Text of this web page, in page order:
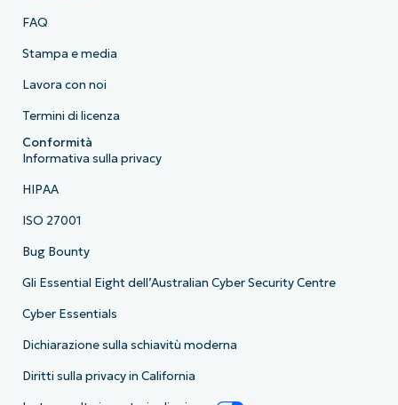
FAQ
Stampa e media
Lavora con noi
Termini di licenza
Conformità
Informativa sulla privacy
HIPAA
ISO 27001
Bug Bounty
Gli Essential Eight dell’Australian Cyber Security Centre
Cyber Essentials
Dichiarazione sulla schiavitù moderna
Diritti sulla privacy in California